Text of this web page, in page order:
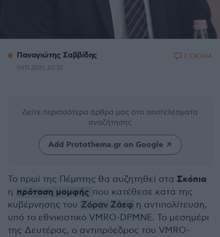
Παναγιώτης Σαββίδης
09.11.2021, 07:32
2 ΣΧΟΛΙΑ
Δείτε περισσότερα άρθρα μας στα αποτελέσματα
αναζήτησης
Add Protothema.gr on Google
Το πρωί της Πέμπτης θα συζητηθεί στα Σκόπια
η πρόταση μομφής που κατέθεσε κατά της
κυβέρνησης του Ζόραν Ζάεφ η αντιπολίτευση,
υπό το εθνικιστικό VMRO-DPMNE. Το μεσημέρι
της Δευτέρας, ο αντιπρόεδρος του VMRO-